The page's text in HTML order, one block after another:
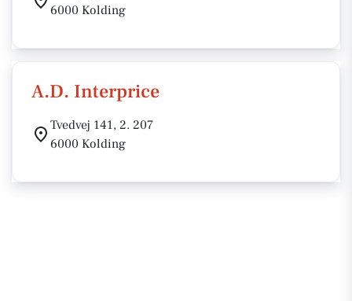
6000 Kolding
A.D. Interprice
Tvedvej 141, 2. 207
6000 Kolding